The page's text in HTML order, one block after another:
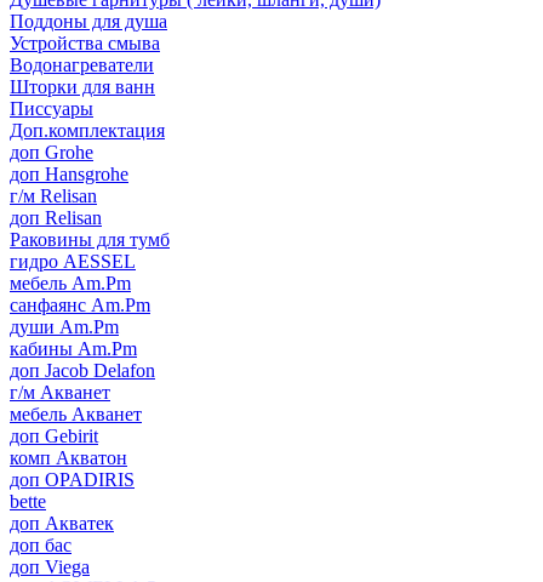
Поддоны для душа
Устройства смыва
Водонагреватели
Шторки для ванн
Писсуары
Доп.комплектация
доп Grohe
доп Hansgrohe
г/м Relisan
доп Relisan
Раковины для тумб
гидро AESSEL
мебель Am.Pm
санфаянс Am.Pm
души Am.Pm
кабины Am.Pm
доп Jacob Delafon
г/м Акванет
мебель Акванет
доп Gebirit
комп Акватон
доп OPADIRIS
bette
доп Акватек
доп бас
доп Viega